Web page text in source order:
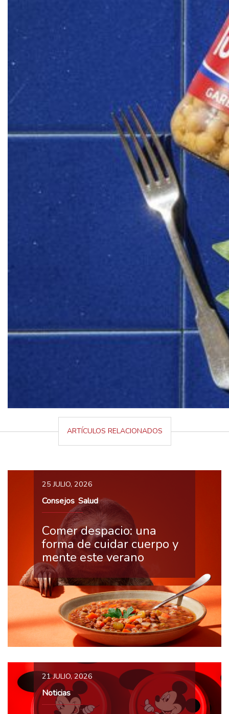
ARTÍCULOS RELACIONADOS
25 JULIO, 2026
Consejos, Salud
Comer despacio: una
forma de cuidar cuerpo y
mente este verano
21 JULIO, 2026
Noticias